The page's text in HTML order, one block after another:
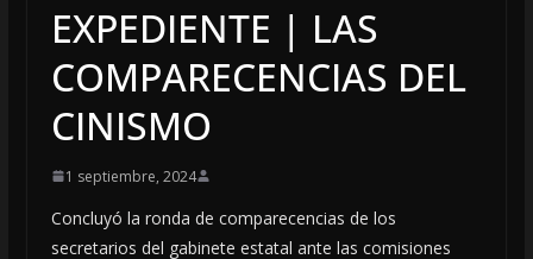
EXPEDIENTE | LAS
COMPARECENCIAS DEL
CINISMO
1 septiembre, 2024
Concluyó la ronda de comparecencias de los
secretarios del gabinete estatal ante las comisiones